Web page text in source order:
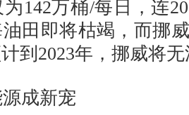
142万桶/每日，连
田即将枯竭，而挪
到2023年，挪威将
新宠